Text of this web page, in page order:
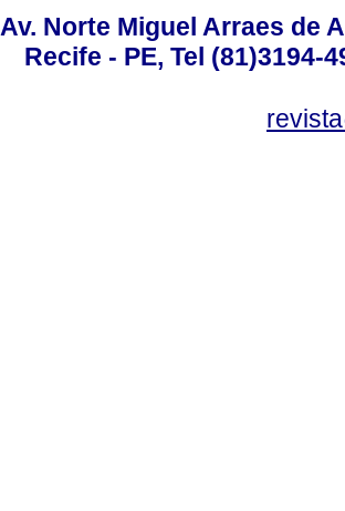
Av. Norte Miguel Arraes de
Recife - PE, Tel (81)3194-